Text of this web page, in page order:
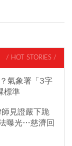
/ HOT STORIES /
氣象署「3字
標準
見證嚴下跪
曝光…慈濟回